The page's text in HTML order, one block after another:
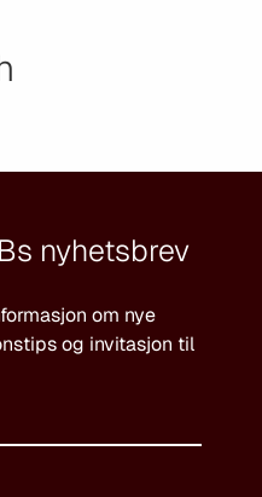
nyhetsbrev
om nye
og invitasjon til